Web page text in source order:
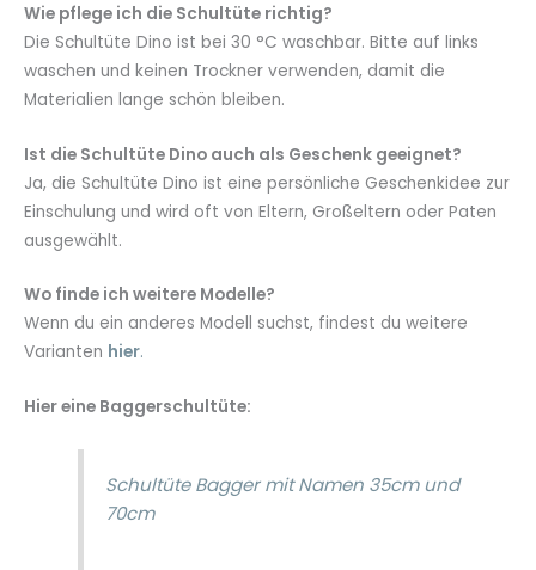
Wie pflege ich die Schultüte richtig?
Die Schultüte Dino ist bei 30 °C waschbar. Bitte auf links
waschen und keinen Trockner verwenden, damit die
Materialien lange schön bleiben.
Ist die Schultüte Dino auch als Geschenk geeignet?
Ja, die Schultüte Dino ist eine persönliche Geschenkidee zur
Einschulung und wird oft von Eltern, Großeltern oder Paten
ausgewählt.
Wo finde ich weitere Modelle?
Wenn du ein anderes Modell suchst, findest du weitere
Varianten hier.
Hier eine Baggerschultüte:
Schultüte Bagger mit Namen 35cm und
70cm